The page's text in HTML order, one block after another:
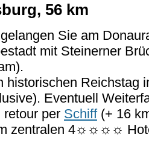
56 km
Sie am
mit Steinerner
historischen Reichstag
Eventuell
retour per Schiff(+ 16
zentralen 4☼☼☼☼